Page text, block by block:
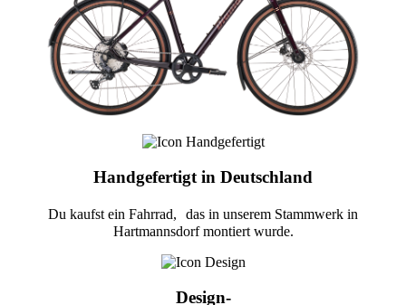
Handgefertigt in Deutschland
Du kaufst ein Fahrrad, das in unserem Stammwerk in
Hartmannsdorf montiert wurde.
Design-